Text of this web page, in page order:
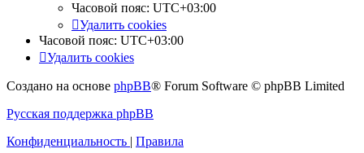
Часовой пояс: UTC+03:00
Удалить cookies
Часовой пояс: UTC+03:00
Удалить cookies
Создано на основе phpBB® Forum Software © phpBB Limited
Русская поддержка phpBB
Конфиденциальность | Правила